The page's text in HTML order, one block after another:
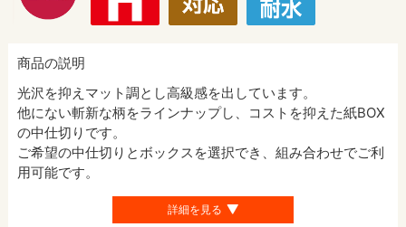
商品の説明
光沢を抑えマット調とし高級感を出しています。
他にない斬新な柄をラインナップし、コストを抑えた紙BOX
の中仕切りです。
ご希望の中仕切りとボックスを選択でき、組み合わせでご利
用可能です。
詳細を見る